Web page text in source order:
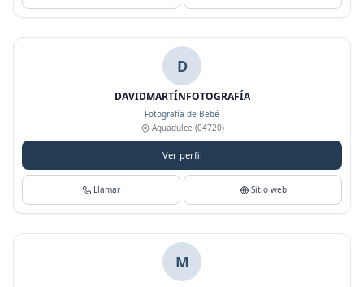
D
DAVIDMARTÍNFOTOGRAFÍA
Fotografía de Bebé
Aguadulce (04720)
Ver perfil
Llamar Sitio web
M